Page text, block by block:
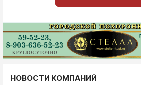
НОВОСТИ КОМПАНИЙ